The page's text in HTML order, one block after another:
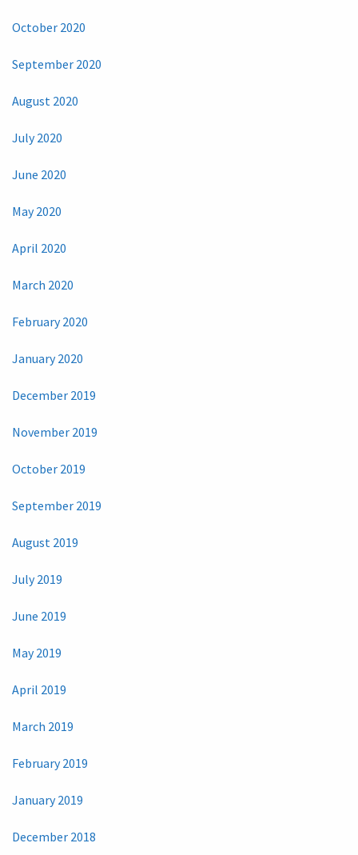
October 2020
September 2020
August 2020
July 2020
June 2020
May 2020
April 2020
March 2020
February 2020
January 2020
December 2019
November 2019
October 2019
September 2019
August 2019
July 2019
June 2019
May 2019
April 2019
March 2019
February 2019
January 2019
December 2018